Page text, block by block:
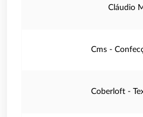
Cláudio
Cms -
Coberloft -